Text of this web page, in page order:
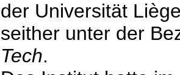
der Universität
seither unter der
Tech.